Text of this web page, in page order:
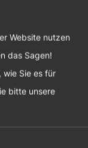
wie soziale
auf SDGs
Website nutzen
das Sagen!
wie Sie es für
bitte unsere